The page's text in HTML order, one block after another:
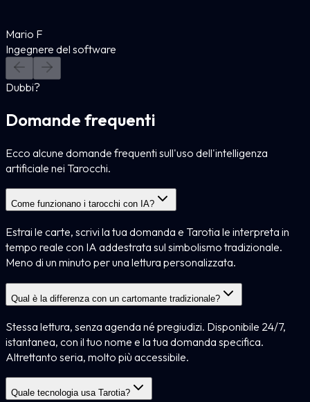
Mario F
Ingegnere del software
Dubbi?
Domande frequenti
Ecco alcune domande frequenti sull'uso dell'intelligenza
artificiale nei Tarocchi.
Come funzionano i tarocchi con IA?
Estrai le carte, scrivi la tua domanda e Tarotia le interpreta in
tempo reale con IA addestrata sul simbolismo tradizionale.
Meno di un minuto per una lettura personalizzata.
Qual è la differenza con un cartomante tradizionale?
Stessa lettura, senza agenda né pregiudizi. Disponibile 24/7,
istantanea, con il tuo nome e la tua domanda specifica.
Altrettanto seria, molto più accessibile.
Quale tecnologia usa Tarotia?